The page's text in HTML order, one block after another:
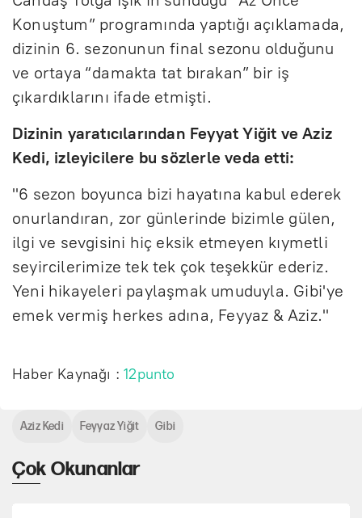
Konuştum” programında yaptığı açıklamada,
dizinin 6. sezonunun final sezonu olduğunu
ve ortaya “damakta tat bırakan” bir iş
çıkardıklarını ifade etmişti.
Dizinin yaratıcılarından Feyyat Yiğit ve Aziz
Kedi, izleyicilere bu sözlerle veda etti:
"6 sezon boyunca bizi hayatına kabul ederek
onurlandıran, zor günlerinde bizimle gülen,
ilgi ve sevgisini hiç eksik etmeyen kıymetli
seyircilerimize tek tek çok teşekkür ederiz.
Yeni hikayeleri paylaşmak umuduyla. Gibi'ye
emek vermiş herkes adına, Feyyaz & Aziz."
Haber Kaynağı :12punto
Çok Okunanlar
Aziz Kedi Feyyaz Yiğit Gibi